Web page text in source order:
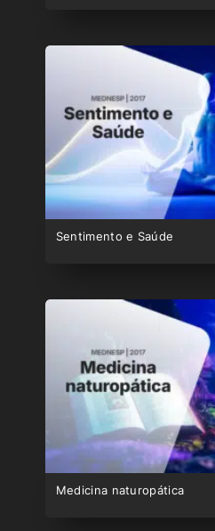
Sentimento e Saúde
Medicina naturopática